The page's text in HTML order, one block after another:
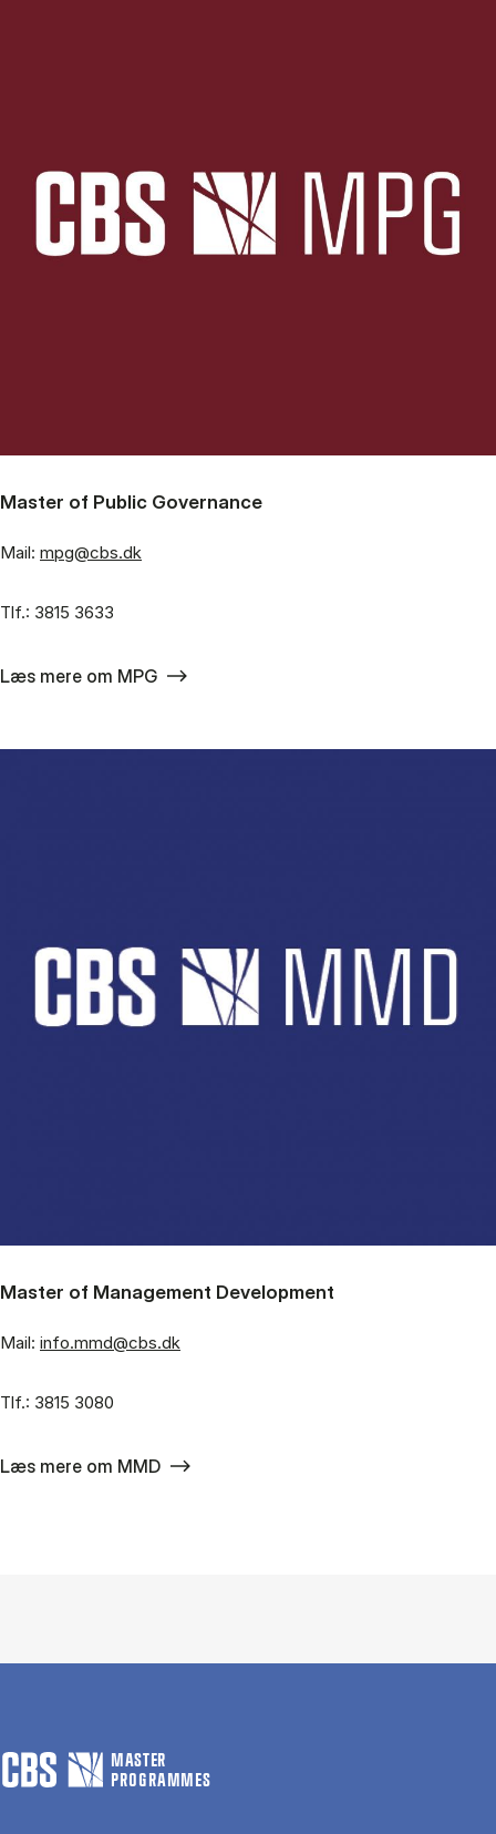
Master of Public Governance
Mail: mpg@cbs.dk
Tlf.: 3815 3633
Læs mere om MPG
Master of Management Development
Mail: info.mmd@cbs.dk
Tlf.: 3815 3080
Læs mere om MMD
MASTER
PROGRAMMES